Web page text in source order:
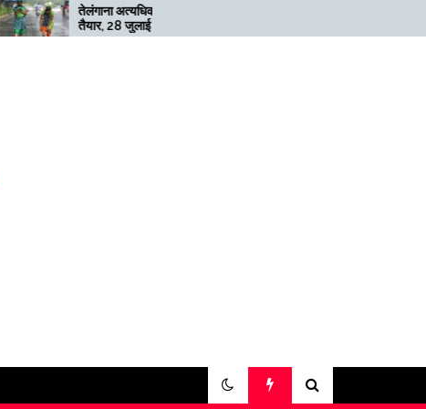
तेलंगाना अत्यधिक भारी बारिश के लिए
तैयार, 28 जुलाई तक ‘रेड’ अलर्ट जारी
हुई तो खनन लाभदायक नहीं है